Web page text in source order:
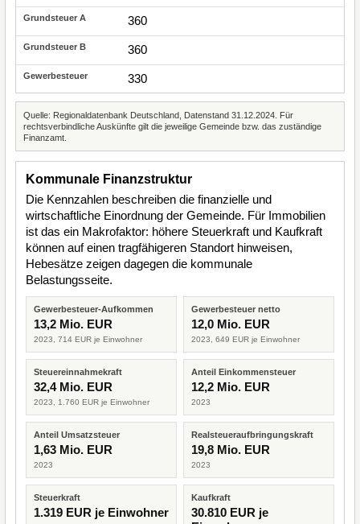
360
360
330
Quelle: Regionaldatenbank Deutschland, Datenstand 31.12.2024. Für
rechtsverbindliche Auskünfte gilt die jeweilige Gemeinde bzw. das zuständige
Finanzamt.
Kommunale Finanzstruktur
Die Kennzahlen beschreiben die finanzielle und
wirtschaftliche Einordnung der Gemeinde. Für Immobilien
ist das ein Makrofaktor: höhere Steuerkraft und Kaufkraft
können auf einen tragfähigeren Standort hinweisen,
Hebesätze zeigen dagegen die kommunale
Belastungsseite.
Gewerbesteuer-Aufkommen
13,2 Mio. EUR
2023, 714 EUR je Einwohner
Gewerbesteuer netto
12,0 Mio. EUR
2023, 649 EUR je Einwohner
Steuereinnahmekraft
32,4 Mio. EUR
2023, 1.760 EUR je Einwohner
Anteil Einkommensteuer
12,2 Mio. EUR
2023
Anteil Umsatzsteuer
1,63 Mio. EUR
2023
Realsteueraufbringungskraft
19,8 Mio. EUR
2023
Steuerkraft
1.319 EUR je Einwohner
Kaufkraft
30.810 EUR je